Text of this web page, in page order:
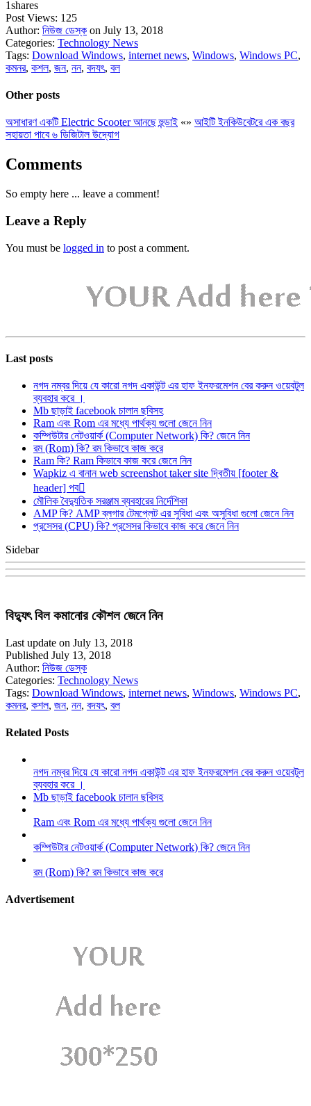
1shares
Post Views: 125
Author: নিউজ ডেস্ক on July 13, 2018
Categories: Technology News
Tags: Download Windows, internet news, Windows, Windows PC,
কমনর, কশল, জন, নন, বদযৎ, বল
Other posts
অসাধারণ একটি Electric Scooter আনছে হুন্ডাই «» আইটি ইনকিউবেটরে এক বছর
সহায়তা পাবে ৬ ডিজিটাল উদ্যোগ
Comments
So empty here ... leave a comment!
Leave a Reply
You must be logged in to post a comment.
Last posts
নগদ নম্বর দিয়ে যে কারো নগদ একাউন্ট এর হাফ ইনফরমেশন বের করুন ওয়েবটুল
ব্যবহার করে ।
Mb ছাড়াই facebook চালান ছবিসহ
Ram এবং Rom এর মধ্যে পার্থক্য গুলো জেনে নিন
কম্পিউটার নেটওয়ার্ক (Computer Network) কি? জেনে নিন
রম (Rom) কি? রম কিভাবে কাজ করে
Ram কি? Ram কিভাবে কাজ করে জেনে নিন
Wapkiz এ বানান web screenshot taker site দ্বিতীয় [footer &
header] পব
মৌলিক বৈদ্যুতিক সরঞ্জাম ব্যবহারের নির্দেশিকা
AMP কি? AMP ব্লগার টেমপ্লেট এর সুবিধা এবং অসুবিধা গুলো জেনে নিন
প্রসেসর (CPU) কি? প্রসেসর কিভাবে কাজ করে জেনে নিন
Sidebar
বিদ্যুৎ বিল কমানোর কৌশল জেনে নিন
Last update on July 13, 2018
Published July 13, 2018
Author: নিউজ ডেস্ক
Categories: Technology News
Tags: Download Windows, internet news, Windows, Windows PC,
কমনর, কশল, জন, নন, বদযৎ, বল
Related Posts
নগদ নম্বর দিয়ে যে কারো নগদ একাউন্ট এর হাফ ইনফরমেশন বের করুন ওয়েবটুল
ব্যবহার করে ।
Mb ছাড়াই facebook চালান ছবিসহ
Ram এবং Rom এর মধ্যে পার্থক্য গুলো জেনে নিন
কম্পিউটার নেটওয়ার্ক (Computer Network) কি? জেনে নিন
রম (Rom) কি? রম কিভাবে কাজ করে
Advertisement